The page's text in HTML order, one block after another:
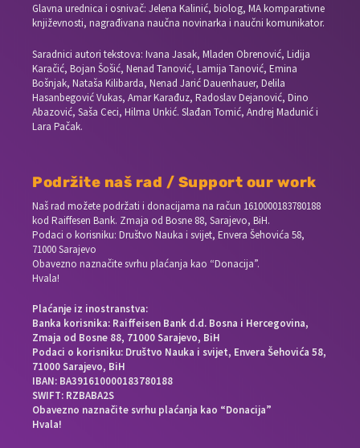
Glavna urednica i osnivač: Jelena Kalinić, biolog, MA komparativne
književnosti, nagrađivana naučna novinarka i naučni komunikator.
Saradnici autori tekstova: Ivana Jasak, Mladen Obrenović, Lidija
Karačić, Bojan Šošić, Nenad Tanović, Lamija Tanović, Emina
Bošnjak, Nataša Kilibarda, Nenad Jarić Dauenhauer, Delila
Hasanbegović Vukas, Amar Karađuz, Radoslav Dejanović, Dino
Abazović, Saša Ceci, Hilma Unkić. Slađan Tomić, Andrej Madunić i
Lara Pačak.
Podržite naš rad / Support our work
Naš rad možete podržati i donacijama na račun 1610000183780188
kod Raiffesen Bank. Zmaja od Bosne 88, Sarajevo, BiH.
Podaci o korisniku: Društvo Nauka i svijet, Envera Šehovića 58,
71000 Sarajevo
Obavezno naznačite svrhu plaćanja kao “Donacija”.
Hvala!
Plaćanje iz inostranstva:
Banka korisnika: Raiffeisen Bank d.d. Bosna i Hercegovina,
Zmaja od Bosne 88, 71000 Sarajevo, BiH
Podaci o korisniku: Društvo Nauka i svijet, Envera Šehovića 58,
71000 Sarajevo, BiH
IBAN: BA391610000183780188
SWIFT: RZBABA2S
Obavezno naznačite svrhu plaćanja kao “Donacija”
Hvala!